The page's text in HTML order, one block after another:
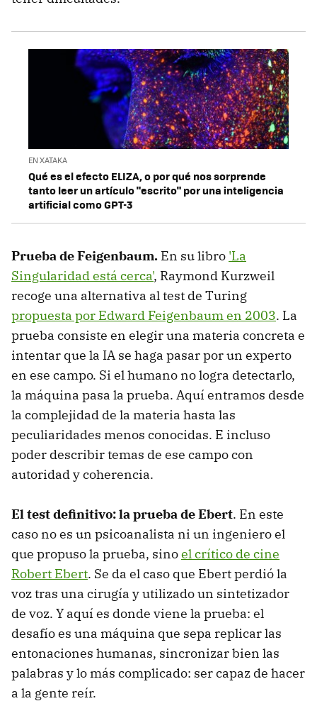
EN XATAKA
Qué es el efecto ELIZA, o por qué nos sorprende
tanto leer un artículo "escrito" por una inteligencia
artificial como GPT-3
Prueba de Feigenbaum. En su libro 'La
Singularidad está cerca', Raymond Kurzweil
recoge una alternativa al test de Turing
propuesta por Edward Feigenbaum en 2003. La
prueba consiste en elegir una materia concreta e
intentar que la IA se haga pasar por un experto
en ese campo. Si el humano no logra detectarlo,
la máquina pasa la prueba. Aquí entramos desde
la complejidad de la materia hasta las
peculiaridades menos conocidas. E incluso
poder describir temas de ese campo con
autoridad y coherencia.
El test definitivo: la prueba de Ebert. En este
caso no es un psicoanalista ni un ingeniero el
que propuso la prueba, sinoel crítico de cine
Robert Ebert. Se da el caso que Ebert perdió la
voz tras una cirugía y utilizado un sintetizador
de voz. Y aquí es donde viene la prueba: el
desafío es una máquina que sepa replicar las
entonaciones humanas, sincronizar bien las
palabras y lo más complicado: ser capaz de hacer
a la gente reír.